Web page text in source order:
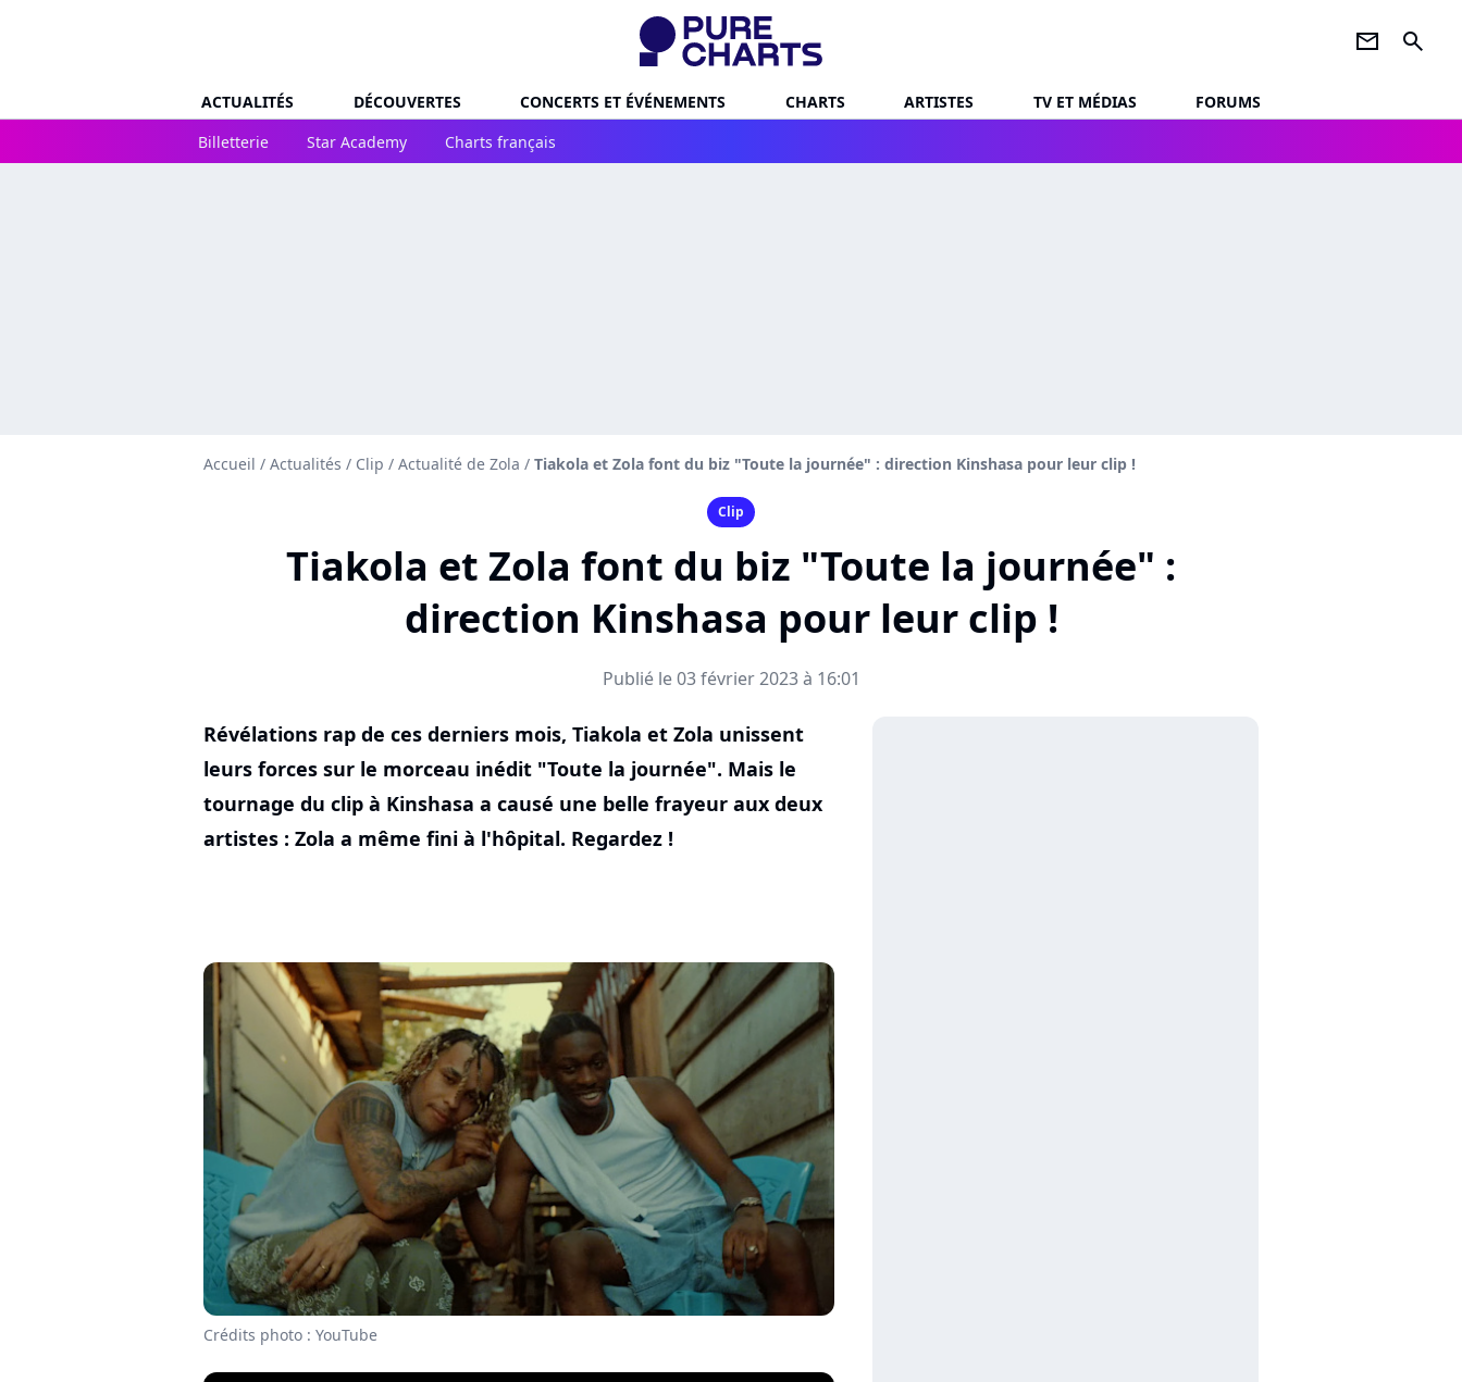
newsletter search
ACTUALITÉS DÉCOUVERTES CONCERTS ET ÉVÉNEMENTS CHARTS ARTISTES TV ET MÉDIAS
FORUMS
Billetterie
Star Academy Charts français
Accueil / Actualités / Clip / Actualité de Zola / Tiakola et Zola font du biz "Toute la journée" : direction Kinshasa pour leur clip !
Clip
Tiakola et Zola font du biz "Toute la journée" :
direction Kinshasa pour leur clip !
Publié le 03 février 2023 à 16:01
Révélations rap de ces derniers mois, Tiakola et Zola unissent
leurs forces sur le morceau inédit "Toute la journée". Mais le
tournage du clip à Kinshasa a causé une belle frayeur aux deux
artistes : Zola a même fini à l'hôpital. Regardez !
Crédits photo : YouTube